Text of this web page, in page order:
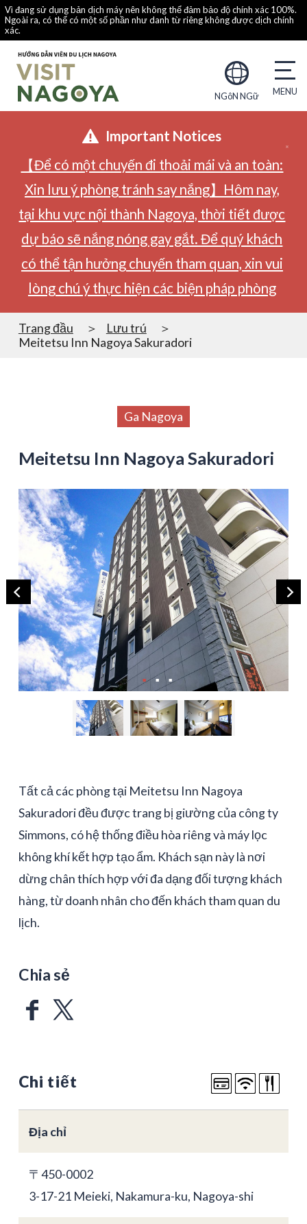
Vì đang sử dụng bản dịch máy nên không thể đảm bảo độ chính xác 100%.
Ngoài ra, có thể có một số phần như danh từ riêng không được dịch chính
xác.
NGôN NGữ
Important Notices
【Để có một chuyến đi thoải mái và an toàn:
Xin lưu ý phòng tránh say nắng】Hôm nay,
tại khu vực nội thành Nagoya, thời tiết được
dự báo sẽ nắng nóng gay gắt. Để quý khách
có thể tận hưởng chuyến tham quan, xin vui
lòng chú ý thực hiện các biện pháp phòng
Trang đầu
Lưu trú
Meitetsu Inn Nagoya Sakuradori
Ga Nagoya
Meitetsu Inn Nagoya Sakuradori
Tất cả các phòng tại Meitetsu Inn Nagoya
Sakuradori đều được trang bị giường của công ty
Simmons, có hệ thống điều hòa riêng và máy lọc
không khí kết hợp tạo ẩm. Khách sạn này là nơi
dừng chân thích hợp với đa dạng đối tượng khách
hàng, từ doanh nhân cho đến khách tham quan du
lịch.
Chia sẻ
Chi tiết
Địa chỉ
〒450-0002
3-17-21 Meieki, Nakamura-ku, Nagoya-shi